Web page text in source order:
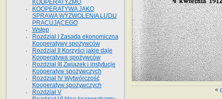
«
KOOPERATYZMU
KOOPERATYWA JAKO
SPRAWA WYZWOLENIA LUDU
PRACUJĄCEGO
Wstęp
Rozdział I Zasada ekonomiczna
Kooperatywy spożywców
Rozdział II Korzyści jakie daje
Kooperatywa spożywców
Rozdział III Związek i instytucje
Kooperatyw spożywczych
Rozdział IV Wytwórczość
Kooperatyw spożywczych
Rozdział V